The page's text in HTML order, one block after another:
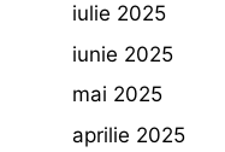
iulie 2025
iunie 2025
mai 2025
aprilie 2025